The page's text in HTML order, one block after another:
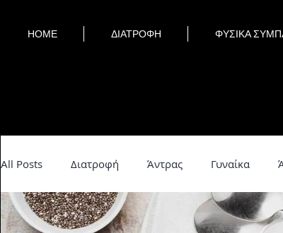
All Posts Διατροφή Άντρας Γυναίκα
lifehacks Βότανα Νηστεία Detox
HOME ΔΙΑΤΡΟΦΗ ΦΥΣΙΚΑ